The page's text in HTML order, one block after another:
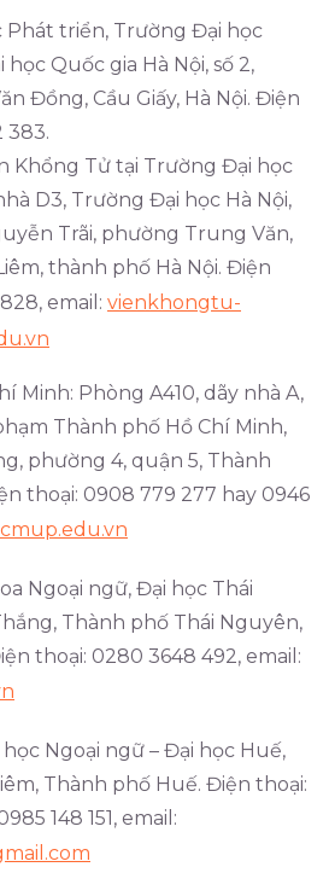
Phát triển, Trường Đại học
học Quốc gia Hà Nội, số 2,
Đồng, Cầu Giấy, Hà Nội. Điện
383.
Khổng Tử tại Trường Đại học
D3, Trường Đại học Hà Nội,
Trãi, phường Trung Văn,
thành phố Hà Nội. Điện
email: vienkhongtu-
Minh: Phòng A410, dãy nhà A,
Thành phố Hồ Chí Minh,
phường 4, quận 5, Thành
thoại: 0908 779 277 hay 0946
Ngoại ngữ, Đại học Thái
Thành phố Thái Nguyên,
thoại: 0280 3648 492, email:
Ngoại ngữ – Đại học Huế,
Thành phố Huế. Điện thoại:
148 151, email: